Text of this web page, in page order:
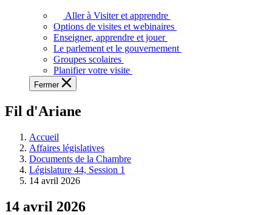
voir,
apprendre
et
à
à
législative.
Aller à Visiter et apprendre
Options de visites et webinaires
Enseigner, apprendre et jouer
Le parlement et le gouvernement
Groupes scolaires
Planifier votre visite
Fermer
Fil d'Ariane
Accueil
Affaires législatives
Documents de la Chambre
Législature 44, Session 1
14 avril 2026
14 avril 2026